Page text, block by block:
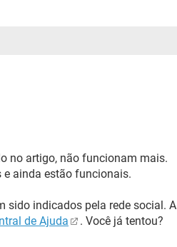
no artigo, não funcionam mais.
ainda estão funcionais.
sido indicados pela rede social. A
de Ajuda . Você já tentou?